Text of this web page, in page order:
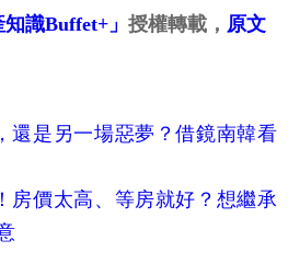
識Buffet+」 授權轉載， 原文
還是另一場惡夢？借鏡南韓看
房價太高、等房就好？想繼承